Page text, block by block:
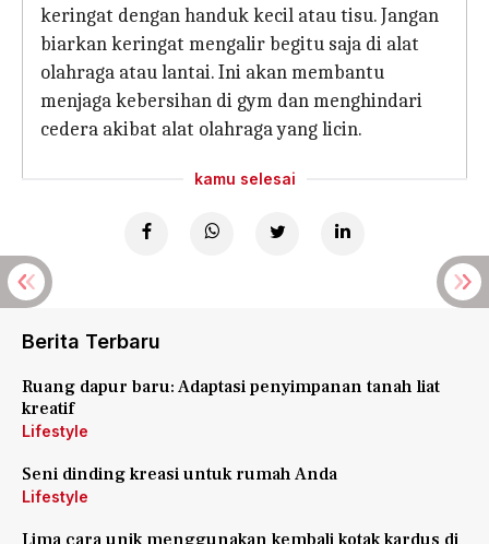
keringat dengan handuk kecil atau tisu. Jangan
biarkan keringat mengalir begitu saja di alat
olahraga atau lantai. Ini akan membantu
menjaga kebersihan di gym dan menghindari
cedera akibat alat olahraga yang licin.
kamu selesai
Berita Terbaru
Ruang dapur baru: Adaptasi penyimpanan tanah liat
kreatif
Lifestyle
Seni dinding kreasi untuk rumah Anda
Lifestyle
Lima cara unik menggunakan kembali kotak kardus di